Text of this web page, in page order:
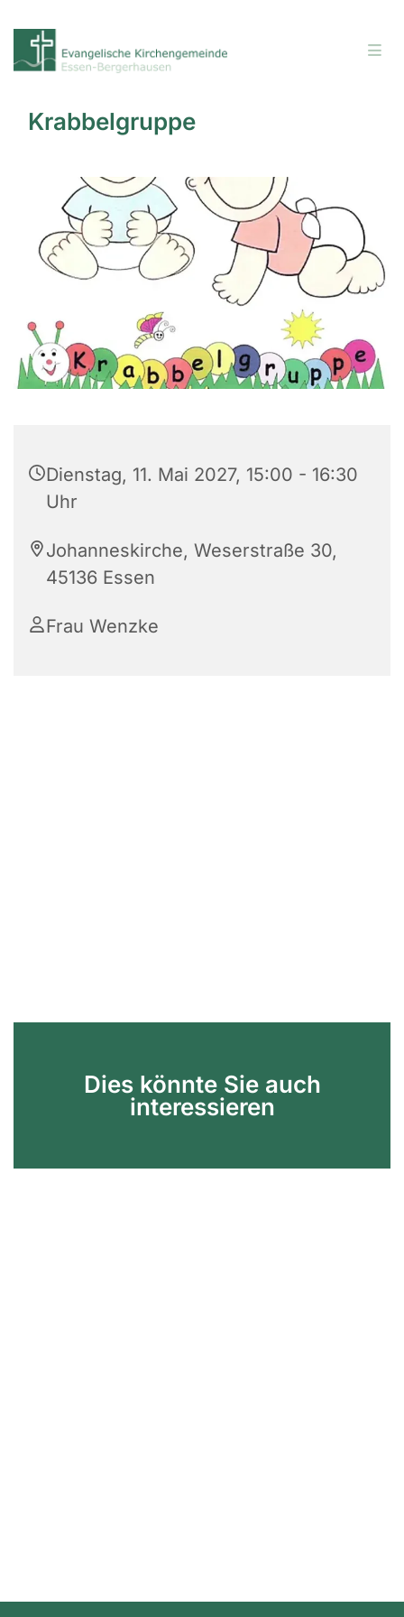
Krabbelgruppe
Dienstag, 11. Mai 2027, 15:00 - 16:30
Uhr
Johanneskirche, Weserstraße 30,
45136 Essen
Frau Wenzke
Dies könnte Sie auch
interessieren